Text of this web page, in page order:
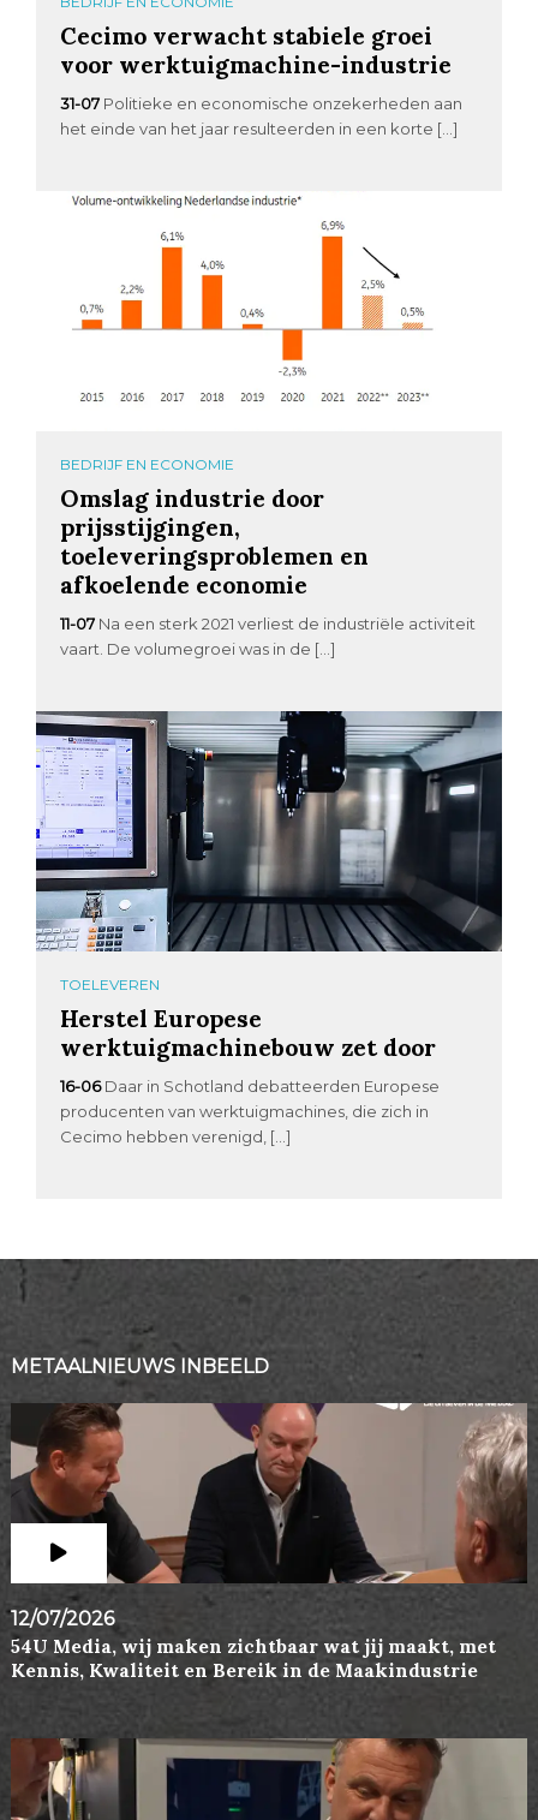
Cecimo verwacht stabiele groei
voor werktuigmachine-industrie
31-07 Politieke en economische onzekerheden aan
het einde van het jaar resulteerden in een korte […]
BEDRIJF EN ECONOMIE
Omslag industrie door
prijsstijgingen,
toeleveringsproblemen en
afkoelende economie
11-07 Na een sterk 2021 verliest de industriële activiteit
vaart. De volumegroei was in de […]
TOELEVEREN
Herstel Europese
werktuigmachinebouw zet door
16-06 Daar in Schotland debatteerden Europese
producenten van werktuigmachines, die zich in
Cecimo hebben verenigd, […]
METAALNIEUWS INBEELD
12/07/2026
54U Media, wij maken zichtbaar wat jij maakt, met
Kennis, Kwaliteit en Bereik in de Maakindustrie